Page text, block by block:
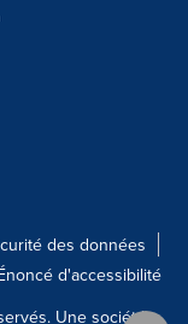
des données
d'accessibilité
Une société